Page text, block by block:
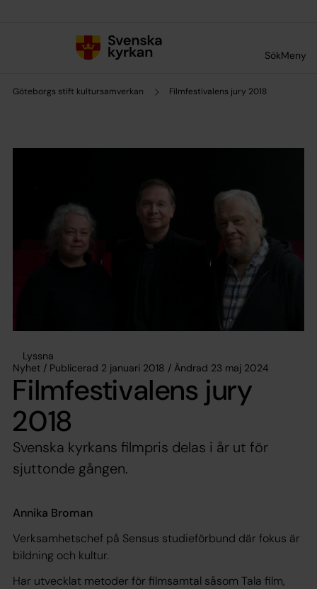
SökMeny
Göteborgs stift kultursamverkan Filmfestivalens jury 2018
Lyssna
Nyhet / Publicerad 2 januari 2018 / Ändrad 23 maj 2024
Filmfestivalens jury
2018
Svenska kyrkans filmpris delas i år ut för
sjuttonde gången.
Annika Broman
Verksamhetschef på Sensus studieförbund där fokus är
bildning och kultur.
Har utvecklat metoder för filmsamtal såsom Tala film,